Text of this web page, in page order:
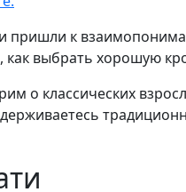
пришли к
как выбрать хорошую
о классических